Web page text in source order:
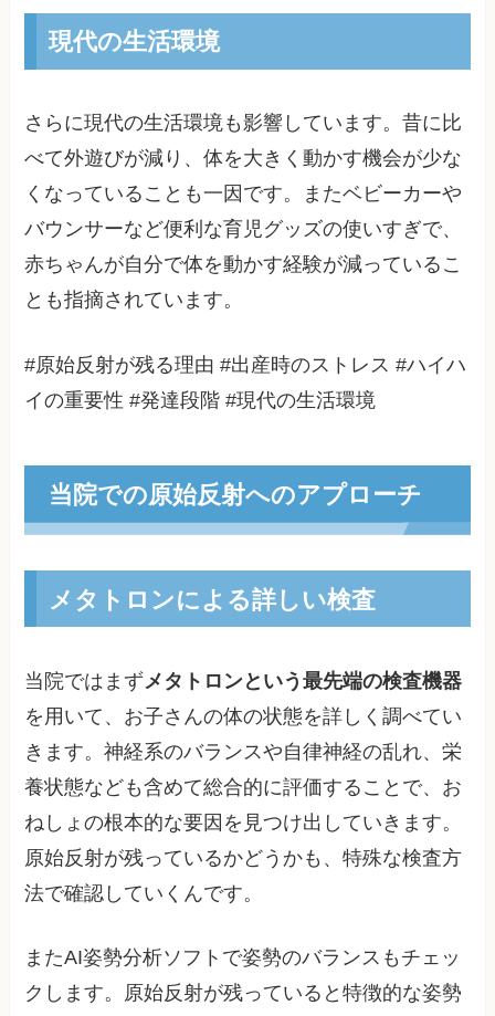
現代の生活環境
さらに現代の生活環境も影響しています。昔に比
べて外遊びが減り、体を大きく動かす機会が少な
くなっていることも一因です。またベビーカーや
バウンサーなど便利な育児グッズの使いすぎで、
赤ちゃんが自分で体を動かす経験が減っているこ
とも指摘されています。
#原始反射が残る理由 #出産時のストレス #ハイハ
イの重要性 #発達段階 #現代の生活環境
当院での原始反射へのアプローチ
メタトロンによる詳しい検査
当院ではまずメタトロンという最先端の検査機器
を用いて、お子さんの体の状態を詳しく調べてい
きます。神経系のバランスや自律神経の乱れ、栄
養状態なども含めて総合的に評価することで、お
ねしょの根本的な要因を見つけ出していきます。
原始反射が残っているかどうかも、特殊な検査方
法で確認していくんです。
またAI姿勢分析ソフトで姿勢のバランスもチェッ
クします。原始反射が残っていると特徴的な姿勢